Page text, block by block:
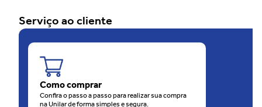
balanças. Já para o seubebê, disponibilizamos uma linha
completaque envolve, entre outros produtos,bebês conforto e
carrinhos.
Além do site, as Lojas Unilar têm 4 unidades físicas na
Florianópolis, sendo uma rede em franca expansão. São
de consideração e carinho com o consumidor.
O motivo disso é que as Lojas Unilar oferecem sempre muitas
Serviço ao cliente
Como comprar
Confira o passo a passo para realizar sua compra
na Unilar de forma simples e segura.